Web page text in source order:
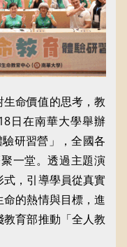
生命價值的思考，教
日在南華大學舉辦
驗研習營」，全國各
一堂。透過主題演
，引導學員從真實
的熱情與目標，進
育部推動「全人教